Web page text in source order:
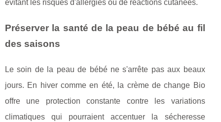
évitant les risques d'allergies ou de réactions cutanées.
Préserver la santé de la peau de bébé au fil
des saisons
Le soin de la peau de bébé ne s'arrête pas aux beaux
jours. En hiver comme en été, la crème de change Bio
offre une protection constante contre les variations
climatiques qui pourraient accentuer la sécheresse